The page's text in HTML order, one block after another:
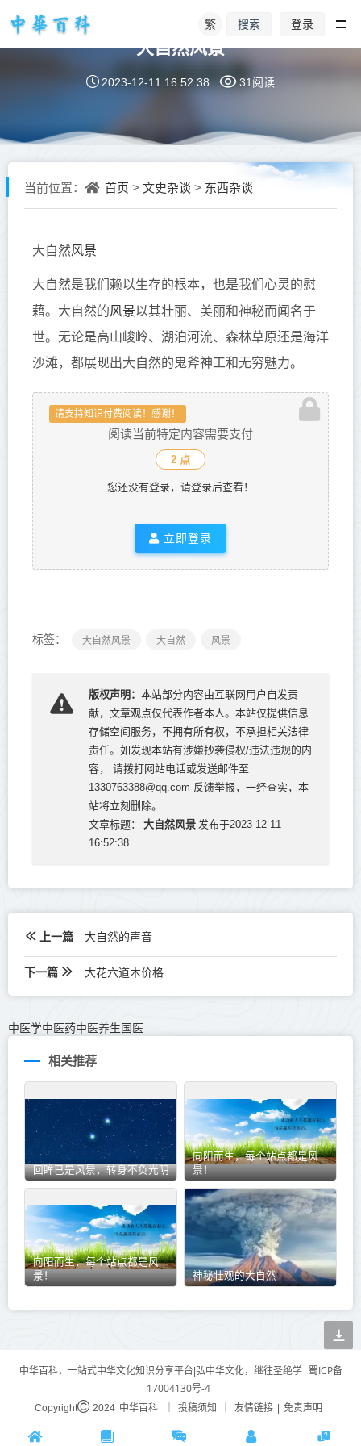
繁 搜索 登录
大自然风景
2023-12-11 16:52:38 31阅读
当前位置： 首页 > 文史杂谈 > 东西杂谈
大自然风景
大自然是我们赖以生存的根本，也是我们心灵的慰
藉。大自然的风景以其壮丽、美丽和神秘而闻名于
世。无论是高山峻岭、湖泊河流、森林草原还是海洋
沙滩，都展现出大自然的鬼斧神工和无穷魅力。
请支持知识付费阅读！感谢！
阅读当前特定内容需要支付
2 点
您还没有登录，请登录后查看！
立即登录
标签： 大自然风景 大自然 风景
版权声明： 本站部分内容由互联网用户自发贡
献，文章观点仅代表作者本人。本站仅提供信息
存储空间服务，不拥有所有权，不承担相关法律
责任。如发现本站有涉嫌抄袭侵权/违法违规的内
容， 请拨打网站电话或发送邮件至
1330763388@qq.com 反馈举报，一经查实，本
站将立刻删除。
文章标题：
大自然风景 发布于2023-12-11
16:52:38
上一篇 大自然的声音
下一篇 大花六道木价格
中医学中医药中医养生国医
相关推荐
回眸已是风景，转身不负光阴
向阳而生，每个站点都是风
景！
向阳而生，每个站点都是风
景！
神秘壮观的大自然
中华百科，一站式中华文化知识分享平台|弘中华文化，继往圣绝学 蜀ICP备
17004130号-4
Copyright 2024 中华百科 投稿须知 友情链接 免责声明